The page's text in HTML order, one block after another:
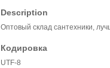
Description
Оптовый склад сантехники,
Кодировка
UTF-8